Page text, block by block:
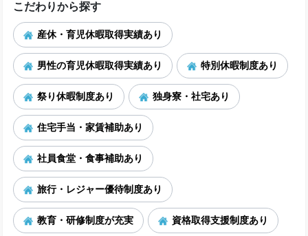
こだわりから探す
産休・育児休暇取得実績あり
男性の育児休暇取得実績あり 特別休暇制度あり
祭り休暇制度あり 独身寮・社宅あり
住宅手当・家賃補助あり
社員食堂・食事補助あり
旅行・レジャー優待制度あり
教育・研修制度が充実 資格取得支援制度あり